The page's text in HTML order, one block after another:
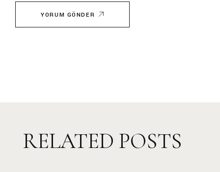
YORUM GÖNDER
RELATED POSTS